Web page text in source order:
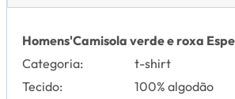
Homens'Camisola verde e roxa
Categoria:
t-shirt
Tecido:
100% algodão